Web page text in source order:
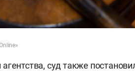
суд также